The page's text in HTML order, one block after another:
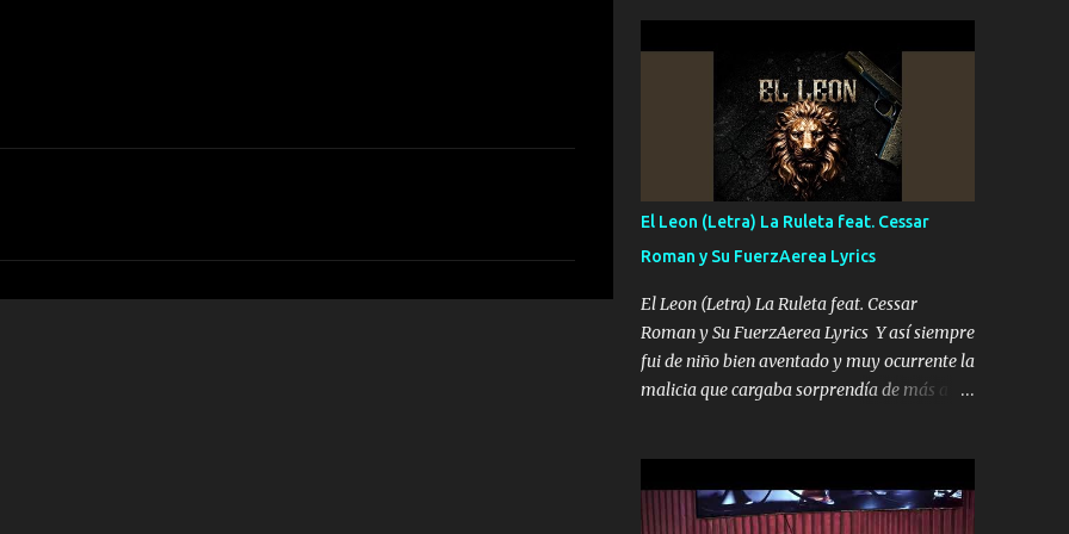
conciertos más que llenar Se mueven solo
por el interés P...
inteligente junto con su hermano el TRES
blindado el Estado tiene andan ESPERANDO
al UNO QUE PRONTO ESTARÁ PRESENTE
Que no falten las bucanas ni tampoco las
mujeres porque es platica de grandes por eso
hay que estar alegres doy las instrucciones
para atender los deberes Música Si es que
salta algún problema de confianza tengo
gente ahí está el Hombre Cuarenta y
también Pariente 7 arreglan cualquier
problema no más es cuestión que ordené
NOS HACE FALTA UN HERMANO DE CLAVE
SIEMPRE VIO POR LA FAMILIA PARA QUE
SIGA EL LEGADO Es el DOS de los
HERMANOS un cerebro inteligente y com...
El Leon (Letra) La Ruleta feat. Cessar
Roman y Su FuerzAerea Lyrics
El Leon (Letra) La Ruleta feat. Cessar
Roman y Su FuerzAerea Lyrics Y así siempre
fui de niño bien aventado y muy ocurrente la
malicia que cargaba sorprendía de más a la
Tranquilo me la navego ando en lo mío sin